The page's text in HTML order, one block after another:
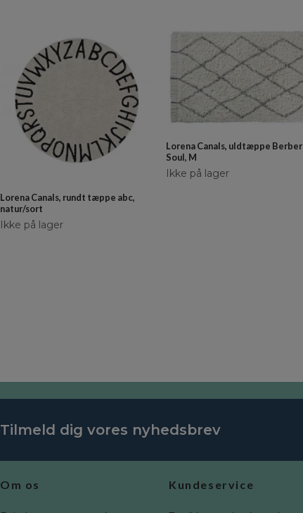
Lorena Canals, rundt tæppe abc,
natur/sort
Ikke på lager
Lorena Canals, uldtæppe Berber
Soul, M
Ikke på lager
Tilmeld dig vores nyhedsbrev
Om os Kundeservice